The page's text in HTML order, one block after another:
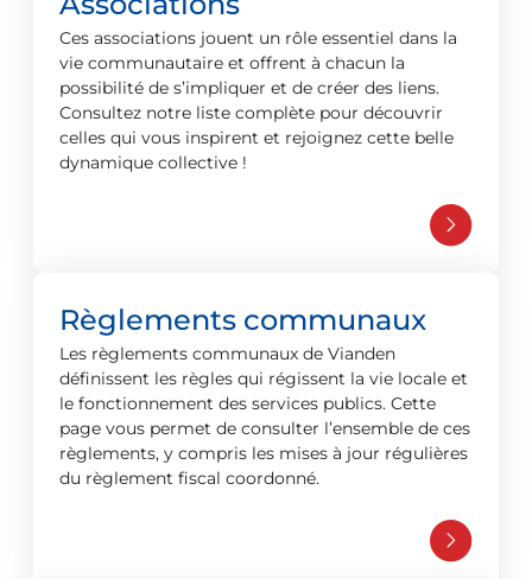
Ces associations jouent un rôle essentiel dans la
vie communautaire et offrent à chacun la
possibilité de s’impliquer et de créer des liens.
Consultez notre liste complète pour découvrir
celles qui vous inspirent et rejoignez cette belle
dynamique collective !
Règlements communaux
Les règlements communaux de Vianden
définissent les règles qui régissent la vie locale et
le fonctionnement des services publics. Cette
page vous permet de consulter l’ensemble de ces
règlements, y compris les mises à jour régulières
du règlement fiscal coordonné.